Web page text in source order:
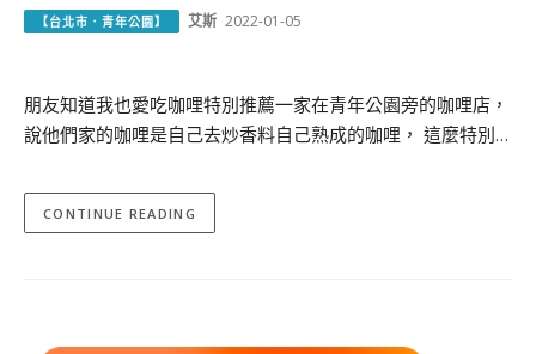
【台北市．青年公園】 艾斯 2022-01-05
朋友知道我也愛吃咖哩特別推薦一家在青年公園旁的咖哩店，
說他們家的咖哩是自己去炒香料自己熟成的咖哩， 這麼特別…
CONTINUE READING